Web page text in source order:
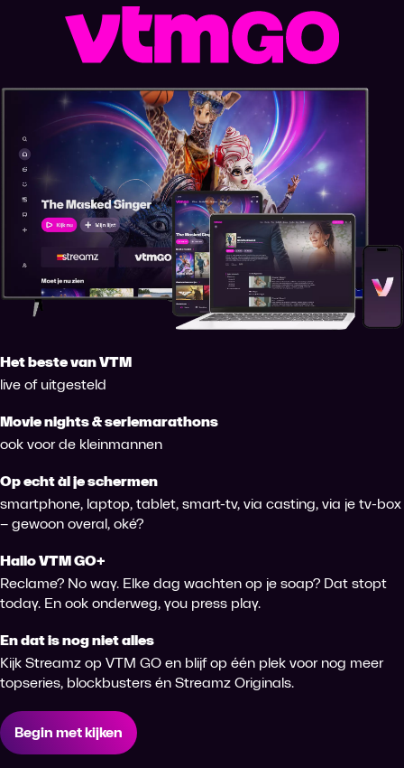
Het beste van VTM
live of uitgesteld
Movie nights & seriemarathons
ook voor de kleinmannen
Op echt àl je schermen
smartphone, laptop, tablet, smart-tv, via casting, via je tv-box
– gewoon overal, oké?
Hallo VTM GO+
Reclame? No way. Elke dag wachten op je soap? Dat stopt
today. En ook onderweg, you press play.
En dat is nog niet alles
Kijk Streamz op VTM GO en blijf op één plek voor nog meer
topseries, blockbusters én Streamz Originals.
Begin met kijken